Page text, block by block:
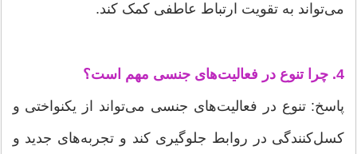
می‌تواند به تقویت ارتباط عاطفی کمک کند.
4. چرا تنوع در فعالیت‌های جنسی مهم است؟
پاسخ: تنوع در فعالیت‌های جنسی می‌تواند از یکنواختی و
کسل‌کنندگی در روابط جلوگیری کند و تجربه‌های جدید و